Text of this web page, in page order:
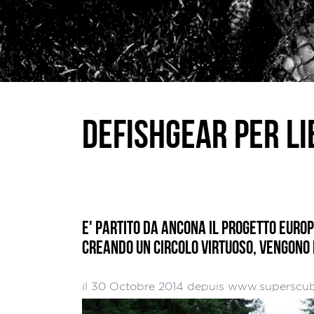
DEFISHGEAR PER
E' PARTITO DA ANCONA IL PROGETTO
CREANDO UN CIRCOLO VIRTUOSO,
il 30 Octobre 2014 depuis